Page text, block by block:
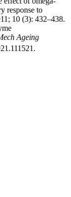
response to
10 (3): 432–438.
Ageing